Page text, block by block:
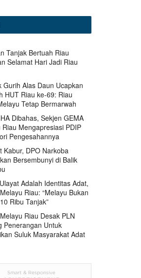
Tanjak Bertuah Riau
Selamat Hari Jadi Riau
Gurih Alas Daun Ucapkan
HUT Riau ke-69: Riau
Tetap Bermarwah
Dibahas, Sekjen GEMA
Riau Mengapresiasi PDIP
Pengesahannya
Kabur, DPO Narkoba
Bersembunyi di Balik
Adalah Identitas Adat,
Riau: “Melayu Bukan
Ribu Tanjak”
Riau Desak PLN
Penerangan Untuk
Suluk Masyarakat Adat